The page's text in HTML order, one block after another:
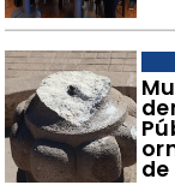
de